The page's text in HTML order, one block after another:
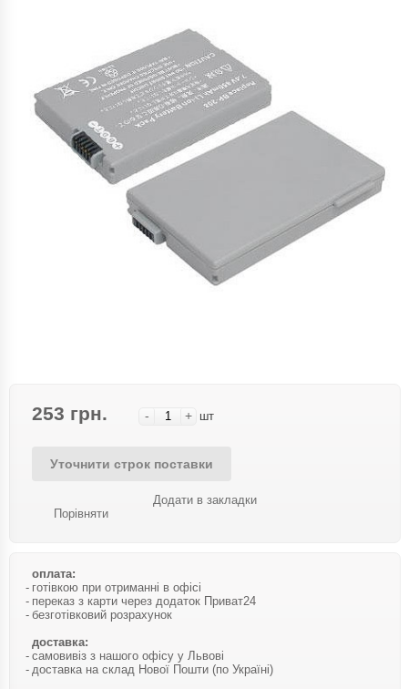
253 грн. - + шт
Уточнити строк поставки
Порівняти
Додати в закладки
оплата:
готівкою при отриманні в офісі
переказ з карти через додаток Приват24
безготівковий розрахунок
доставка:
самовивіз з нашого офісу у Львові
доставка на склад Нової Пошти (по Україні)